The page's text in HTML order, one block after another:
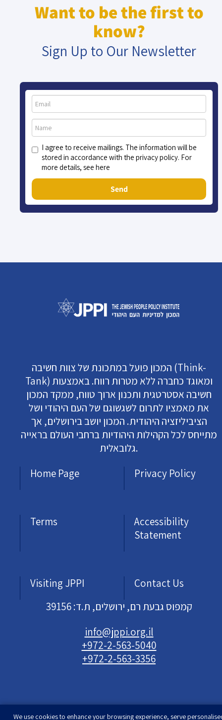
Want to be the first to
know?
Sign Up to Our Newsletter
I agree to receive mailings. The information will be
stored in accordance with the privacy policy. For
more details, see here
Send
המכון פועל במתכונת של צוות חשיבה (Think-
Tank) ומאוגד כחברה ללא מטרות רווח. באמצעות
חשיבה אסטרטגית ותכנון ארוך טווח, ממקד המכון
את מאמציו לתרום לשגשוגם של העם היהודי ושל
הציביליזציה היהודית. המכון יושב בירושלים, אך
מתייחס לכל הקהילות היהודיות ברחבי העולם בראייה
גלובאלית.
Home Page
Privacy Policy
Terms
Accessibility
Statement
Visiting JPPI
Contact Us
קמפוס גבעת רם, ירושלים, ת.ד: 39156
info@jppi.org.il
+972-2-563-5040
+972-2-563-3356
We use cookies to enhance your browsing experience, serve